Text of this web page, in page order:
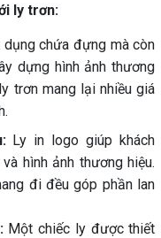
ly trơn:
chứa đựng mà còn
dựng hình ảnh thương
trơn mang lại nhiều giá
Ly in logo giúp khách
hình ảnh thương hiệu.
đi đều góp phần lan
Một chiếc ly được thiết